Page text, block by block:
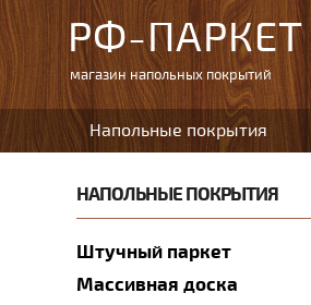
РФ-ПАРКЕТ
магазин напольных покрытий
Напольные покрытия
НАПОЛЬНЫЕ ПОКРЫТИЯ
Штучный паркет
Массивная доска